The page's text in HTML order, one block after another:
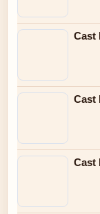
Cast
Cast
Cast